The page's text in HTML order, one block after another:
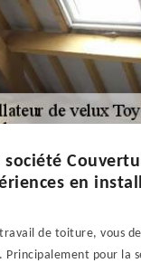
société
en
de toiture, vous
Principalement pour la